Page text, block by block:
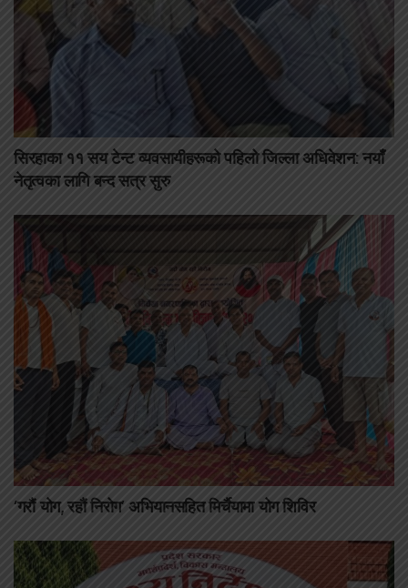
सिरहाका ११ सय टेन्ट व्यवसायीहरूको पहिलो जिल्ला अधिवेशन: नयाँ
नेतृत्वका लागि बन्द सत्र सुरु
‘गरौं योग, रहौं निरोग’ अभियानसहित मिर्चैयामा योग शिविर